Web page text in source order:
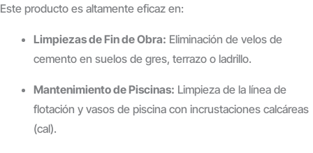
Este producto es altamente eficaz en:
Limpiezas de Fin de Obra: Eliminación de velos de
cemento en suelos de gres, terrazo o ladrillo.
Mantenimiento de Piscinas: Limpieza de la línea de
flotación y vasos de piscina con incrustaciones calcáreas
(cal).